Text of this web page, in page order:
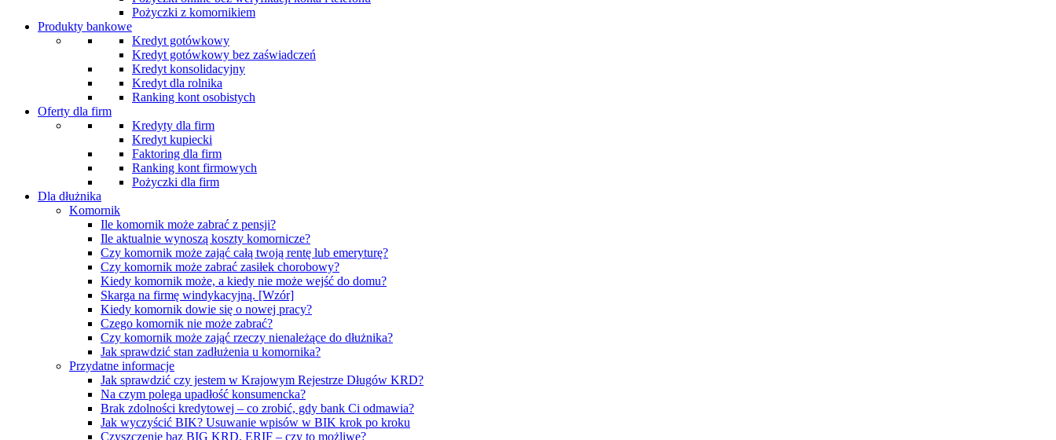
Pożyczki z komornikiem
Produkty bankowe
Kredyt gotówkowy
Kredyt gotówkowy bez zaświadczeń
Kredyt konsolidacyjny
Kredyt dla rolnika
Ranking kont osobistych
Oferty dla firm
Kredyty dla firm
Kredyt kupiecki
Faktoring dla firm
Ranking kont firmowych
Pożyczki dla firm
Dla dłużnika
Komornik
Ile komornik może zabrać z pensji?
Ile aktualnie wynoszą koszty komornicze?
Czy komornik może zająć całą twoją rentę lub emeryturę?
Czy komornik może zabrać zasiłek chorobowy?
Kiedy komornik może, a kiedy nie może wejść do domu?
Skarga na firmę windykacyjną. [Wzór]
Kiedy komornik dowie się o nowej pracy?
Czego komornik nie może zabrać?
Czy komornik może zająć rzeczy nienależące do dłużnika?
Jak sprawdzić stan zadłużenia u komornika?
Przydatne informacje
Jak sprawdzić czy jestem w Krajowym Rejestrze Długów KRD?
Na czym polega upadłość konsumencka?
Brak zdolności kredytowej – co zrobić, gdy bank Ci odmawia?
Jak wyczyścić BIK? Usuwanie wpisów w BIK krok po kroku
Czyszczenie baz BIG KRD, ERIF – czy to możliwe?